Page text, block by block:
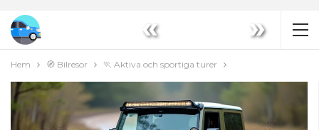
« »
Hem 🧭 Bilresor 🏃 Aktiva och sportiga turer